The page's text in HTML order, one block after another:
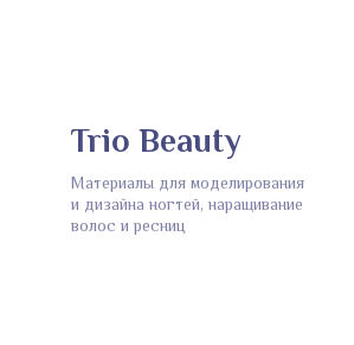
Материалы для моделирования
и дизайна ногтей, наращивание
волос и ресниц
Trio Beauty